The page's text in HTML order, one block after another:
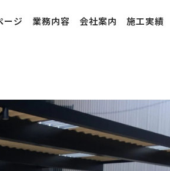
ージ 業務内容 会社案内 施工実績